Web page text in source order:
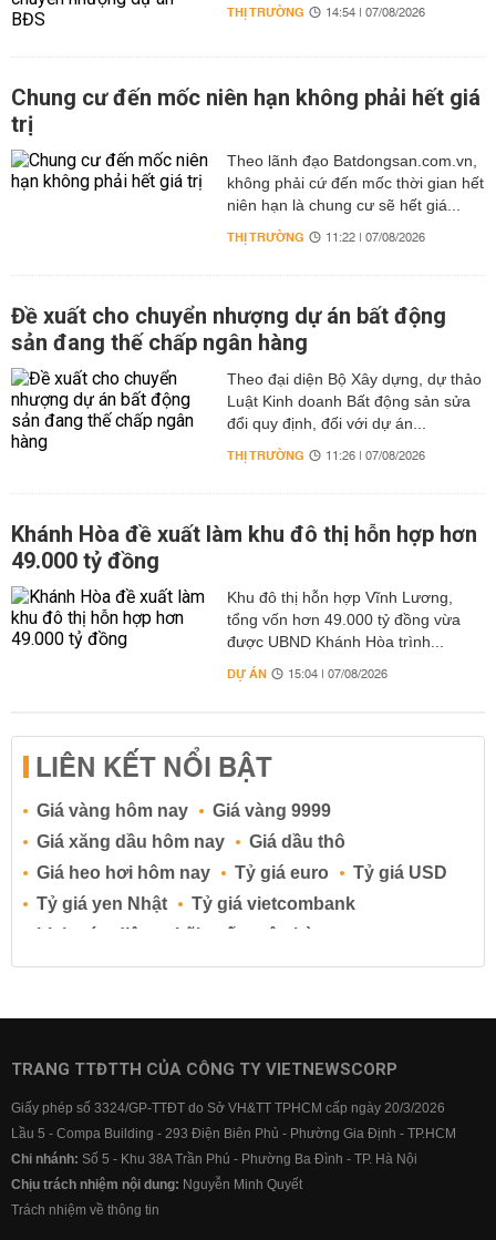
THỊ TRƯỜNG 14:54 | 07/08/2026
Chung cư đến mốc niên hạn không phải hết giá
trị
Theo lãnh đạo Batdongsan.com.vn,
không phải cứ đến mốc thời gian hết
niên hạn là chung cư sẽ hết giá...
THỊ TRƯỜNG 11:22 | 07/08/2026
Đề xuất cho chuyển nhượng dự án bất động
sản đang thế chấp ngân hàng
Theo đại diện Bộ Xây dựng, dự thảo
Luật Kinh doanh Bất động sản sửa
đổi quy định, đối với dự án...
THỊ TRƯỜNG 11:26 | 07/08/2026
Khánh Hòa đề xuất làm khu đô thị hỗn hợp hơn
49.000 tỷ đồng
Khu đô thị hỗn hợp Vĩnh Lương,
tổng vốn hơn 49.000 tỷ đồng vừa
được UBND Khánh Hòa trình...
DỰ ÁN 15:04 | 07/08/2026
LIÊN KẾT NỔI BẬT
Giá vàng hôm nay
Giá vàng 9999
Giá xăng dầu hôm nay
Giá dầu thô
Giá heo hơi hôm nay
Tỷ giá euro
Tỷ giá USD
Tỷ giá yen Nhật
Tỷ giá vietcombank
Lịch cúp điện
Lãi suất ngân hàng
Lãi suất tiết kiệm
Lãi suất tiền gửi
Lãi suất ngân hàng BIDV
Lãi suất ngân hàng Vietcombank
TRANG TTĐTTH CỦA CÔNG TY VIETNEWSCORP
Giấy phép số 3324/GP-TTĐT do Sở VH&TT TPHCM cấp ngày 20/3/2026
Lầu 5 - Compa Building - 293 Điện Biên Phủ - Phường Gia Định - TP.HCM
Chi nhánh: Số 5 - Khu 38A Trần Phú - Phường Ba Đình - TP. Hà Nội
Chịu trách nhiệm nội dung: Nguyễn Minh Quyết
Trách nhiệm về thông tin